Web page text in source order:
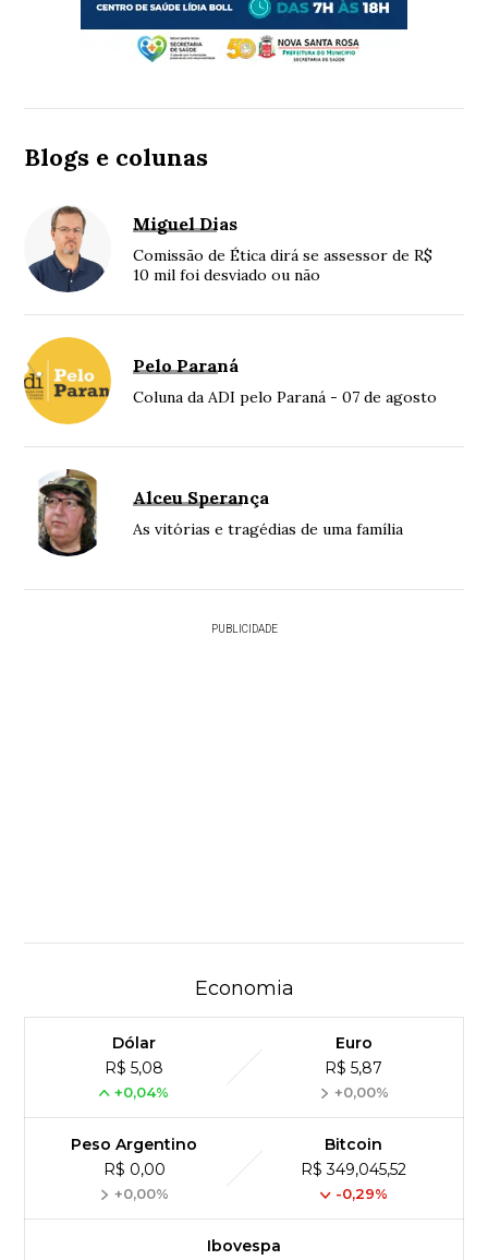
Blogs e colunas
Miguel Dias
Comissão de Ética dirá se assessor de R$
10 mil foi desviado ou não
Pelo Paraná
Coluna da ADI pelo Paraná - 07 de agosto
Alceu Sperança
As vitórias e tragédias de uma família
PUBLICIDADE
Economia
Dólar
R$ 5,08
+0,04%
Euro
R$ 5,87
+0,00%
Peso Argentino
R$ 0,00
+0,00%
Bitcoin
R$ 349,045,52
-0,29%
Ibovespa